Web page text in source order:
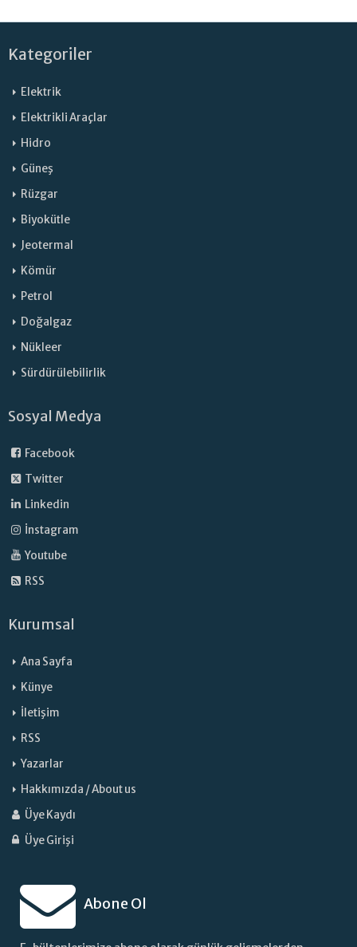
Kategoriler
Elektrik
Elektrikli Araçlar
Hidro
Güneş
Rüzgar
Biyokütle
Jeotermal
Kömür
Petrol
Doğalgaz
Nükleer
Sürdürülebilirlik
Sosyal Medya
Facebook
Twitter
Linkedin
İnstagram
Youtube
RSS
Kurumsal
Ana Sayfa
Künye
İletişim
RSS
Yazarlar
Hakkımızda / About us
Üye Kaydı
Üye Girişi
Abone Ol